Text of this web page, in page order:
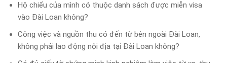
Hộ chiếu của mình có thuộc danh sách được miễn visa
vào Đài Loan không?
Công việc và nguồn thu có đến từ bên ngoài Đài Loan,
không phải lao động nội địa tại Đài Loan không?